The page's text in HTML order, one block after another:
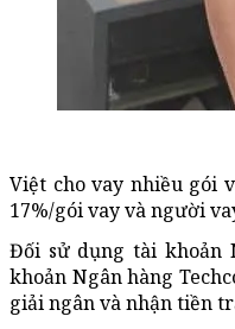
Việt cho vay nhiều gói
17%/gói vay và người
Đối sử dụng tài khoản
khoản Ngân hàng
giải ngân và nhận tiền